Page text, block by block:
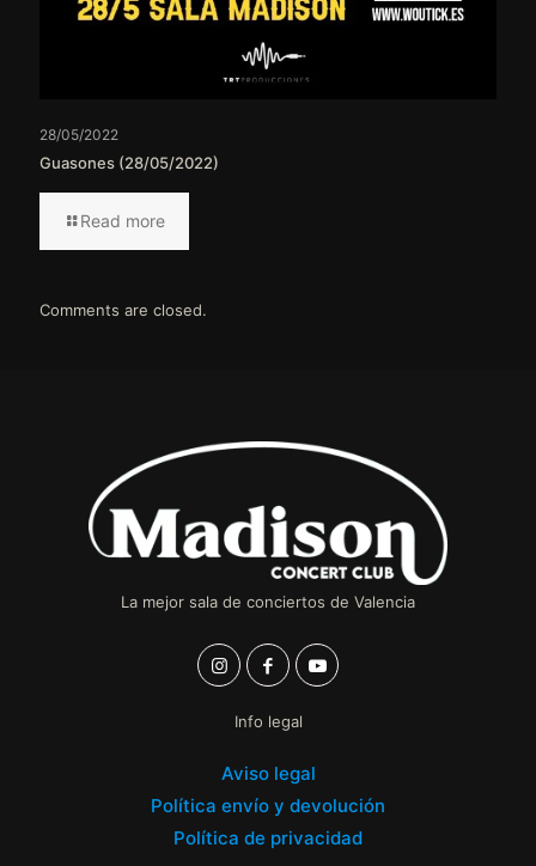
28/05/2022
Guasones (28/05/2022)
Read more
Comments are closed.
La mejor sala de conciertos de Valencia
Info legal
Aviso legal
Política envío y devolución
Política de privacidad